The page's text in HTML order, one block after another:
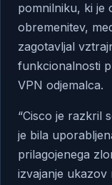
pomnilniku, ki je
obremenitev,
zagotavljal
funkcionalnosti
VPN odjemalca.
“Cisco je razkril
je bila
prilagojenega
izvajanje